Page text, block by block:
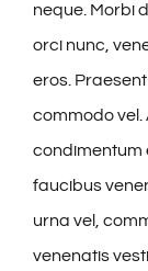
neque. Morbi
orci nunc,
eros.
commodo vel.
condimentum
faucibus
urna vel,
venenatis